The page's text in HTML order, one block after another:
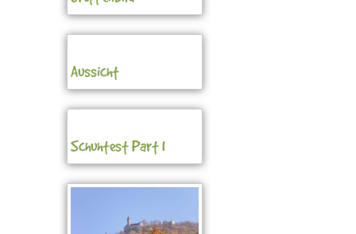
Aussicht
Schuhtest Part I